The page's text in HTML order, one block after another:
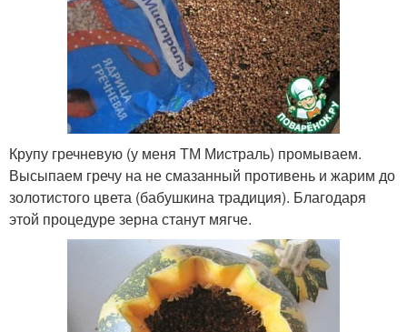
Крупу гречневую (у меня ТМ Мистраль) промываем.
Высыпаем гречу на не смазанный противень и жарим до
золотистого цвета (бабушкина традиция). Благодаря
этой процедуре зерна станут мягче.